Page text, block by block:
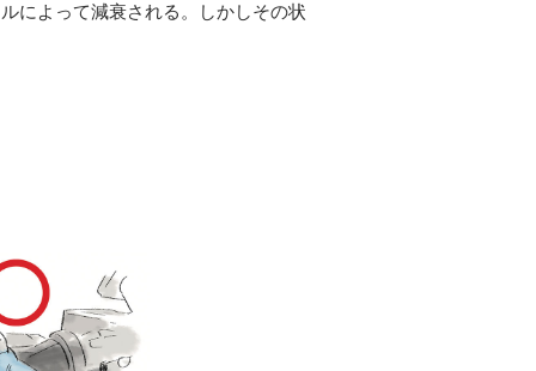
によって減衰される。しかしその状